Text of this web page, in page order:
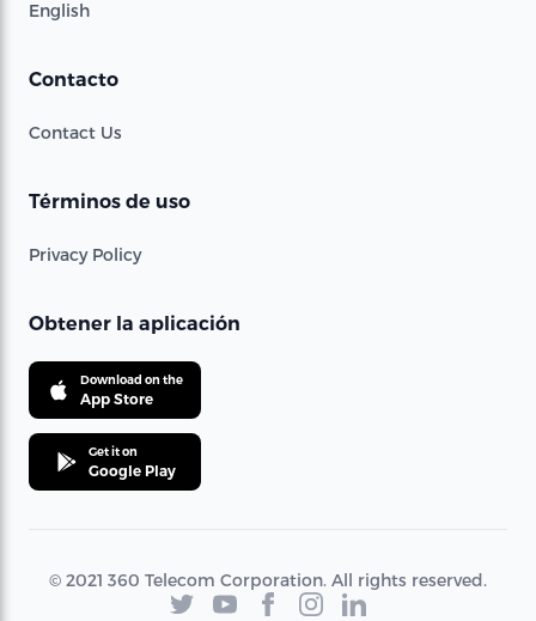
English
Contacto
Contact Us
Términos de uso
Privacy Policy
Obtener la aplicación
Download on the
App Store
Get it on
Google Play
© 2021 360 Telecom Corporation. All rights reserved.